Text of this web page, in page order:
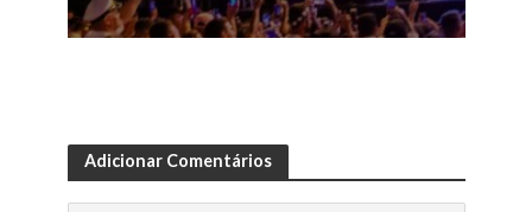
Adicionar Comentários